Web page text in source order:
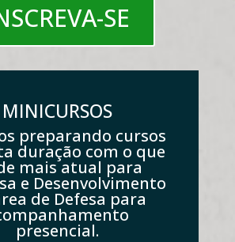
SE
MINICURSOS
preparando cursos
duração com o que
mais atual para
e Desenvolvimento
de Defesa para
presencial.